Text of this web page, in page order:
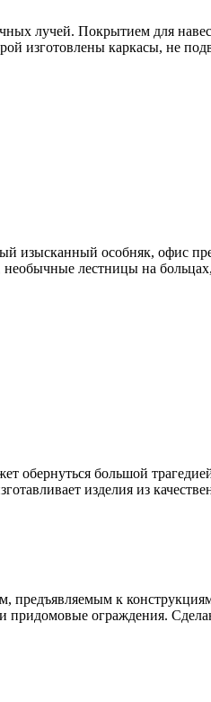
лучей. Покрытием для
изготовлены каркасы, не
изысканный особняк, офис
лестницы на
обернуться большой
изделия из
предъявляемым к
ограждения.